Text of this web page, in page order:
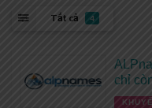
Tất cả 4
chỉ